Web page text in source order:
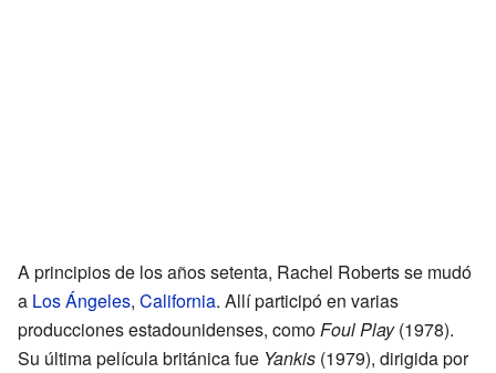
A principios de los años setenta, Rachel Roberts se mudó
a Los Ángeles, California. Allí participó en varias
producciones estadounidenses, comoFoul Play(1978).
Su última película británica fue Yankis (1979), dirigida por